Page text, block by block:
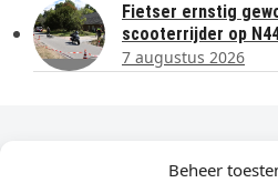
Beheer
Fietser ernstig
scooterrijder op
7 augustus 2026
Dagelijks het laatste